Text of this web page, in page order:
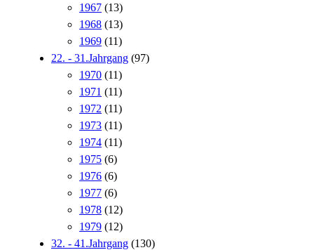
1967 (13)
1968 (13)
1969 (11)
22. - 31.Jahrgang (97)
1970 (11)
1971 (11)
1972 (11)
1973 (11)
1974 (11)
1975 (6)
1976 (6)
1977 (6)
1978 (12)
1979 (12)
32. - 41.Jahrgang (130)